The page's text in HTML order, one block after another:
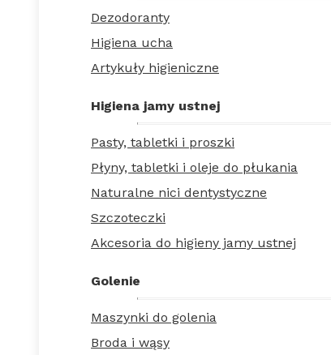
Dezodoranty
Higiena ucha
Artykuły higieniczne
Higiena jamy ustnej
Pasty, tabletki i proszki
Płyny, tabletki i oleje do płukania
Naturalne nici dentystyczne
Szczoteczki
Akcesoria do higieny jamy ustnej
Golenie
Maszynki do golenia
Broda i wąsy